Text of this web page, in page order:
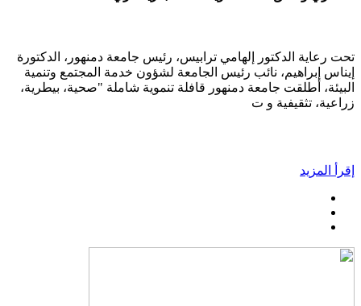
تحت رعاية الدكتور إلهامي ترابيس، رئيس جامعة دمنهور، الدكتورة
إيناس إبراهيم، نائب رئيس الجامعة لشؤون خدمة المجتمع وتنمية
البيئة، أطلقت جامعة دمنهور قافلة تنموية شاملة "صحية، بيطرية،
زراعية، تثقيفية و ت
إقرأ المزيد